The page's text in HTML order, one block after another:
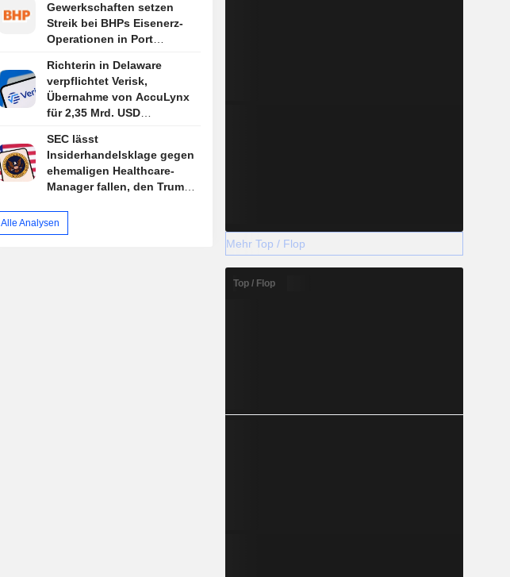
Gewerkschaften setzen
Streik bei BHPs Eisenerz-
Operationen in Port
Richterin in Delaware
verpflichtet Verisk,
Übernahme von AccuLynx
für 2,35 Mrd. USD
SEC lässt
Insiderhandelsklage gegen
ehemaligen Healthcare-
Manager fallen, den Trump
Alle Analysen
Mehr Top / Flop
Top / Flop